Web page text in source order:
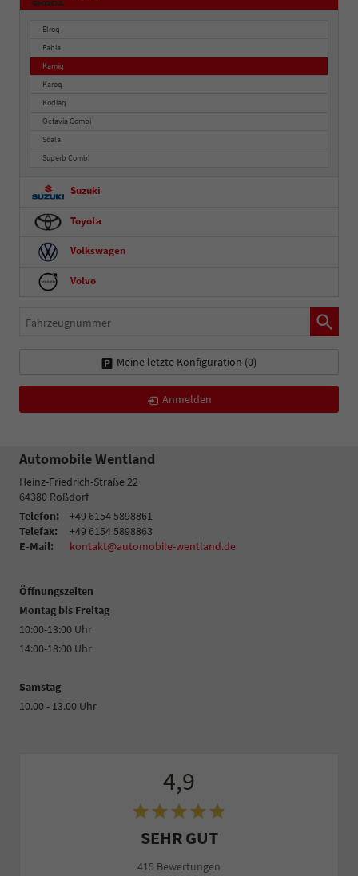
Elroq
Fabia
Kamiq
Karoq
Kodiaq
Octavia Combi
Scala
Superb Combi
Suzuki
Toyota
Volkswagen
Volvo
Fahrzeugnummer
Meine letzte Konfiguration (0)
Anmelden
Automobile Wentland
Heinz-Friedrich-Straße 22
64380 Roßdorf
Telefon:
+49 6154 5898861
Telefax:
+49 6154 5898863
E-Mail:
kontakt@automobile-wentland.de
Öffnungszeiten
Montag bis Freitag
10:00-13:00 Uhr
14:00-18:00 Uhr
Samstag
10.00 - 13.00 Uhr
4,9
SEHR GUT
415 Bewertungen